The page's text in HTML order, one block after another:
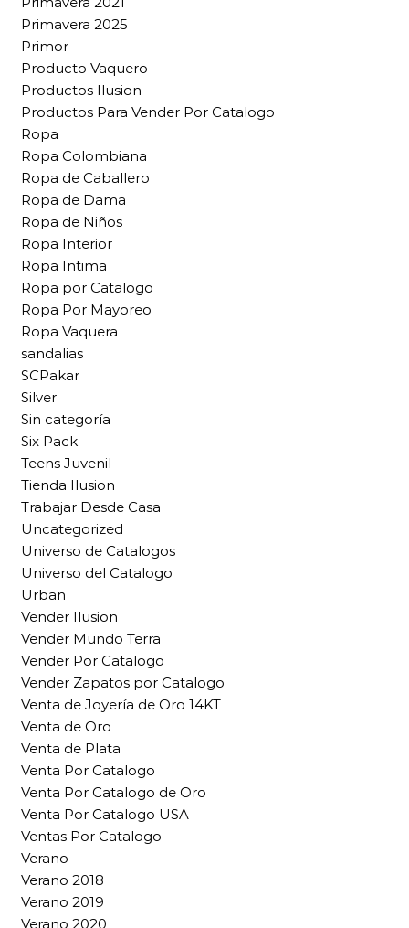
Primavera 2025
Primor
Producto Vaquero
Productos Ilusion
Productos Para Vender Por Catalogo
Ropa
Ropa Colombiana
Ropa de Caballero
Ropa de Dama
Ropa de Niños
Ropa Interior
Ropa Intima
Ropa por Catalogo
Ropa Por Mayoreo
Ropa Vaquera
sandalias
SCPakar
Silver
Sin categoría
Six Pack
Teens Juvenil
Tienda Ilusion
Trabajar Desde Casa
Uncategorized
Universo de Catalogos
Universo del Catalogo
Urban
Vender Ilusion
Vender Mundo Terra
Vender Por Catalogo
Vender Zapatos por Catalogo
Venta de Joyería de Oro 14KT
Venta de Oro
Venta de Plata
Venta Por Catalogo
Venta Por Catalogo de Oro
Venta Por Catalogo USA
Ventas Por Catalogo
Verano
Verano 2018
Verano 2019
Verano 2020